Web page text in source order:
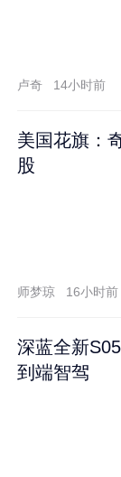
卢奇 14小时前
美国花旗：
股
师梦琼 16小时前
深蓝全新
到端智驾